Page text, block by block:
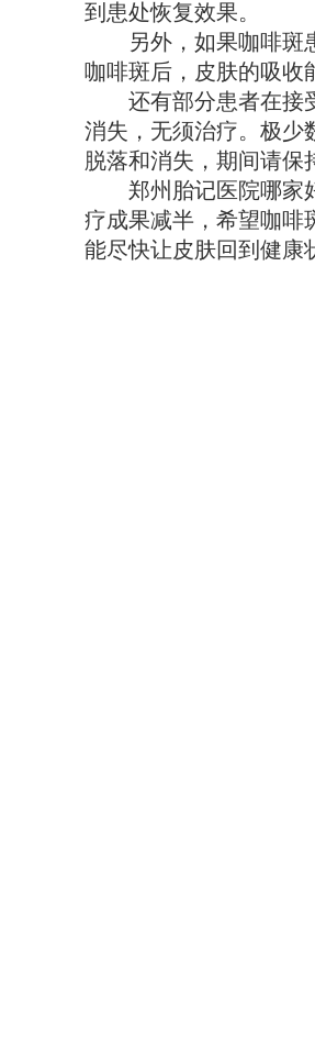
到患处恢复效果。
另外，如果咖啡斑患
咖啡斑后，皮肤的吸收
还有部分患者在接受
消失，无须治疗。极少
脱落和消失，期间请保
郑州胎记医院哪家好
疗成果减半，希望咖啡
能尽快让皮肤回到健康